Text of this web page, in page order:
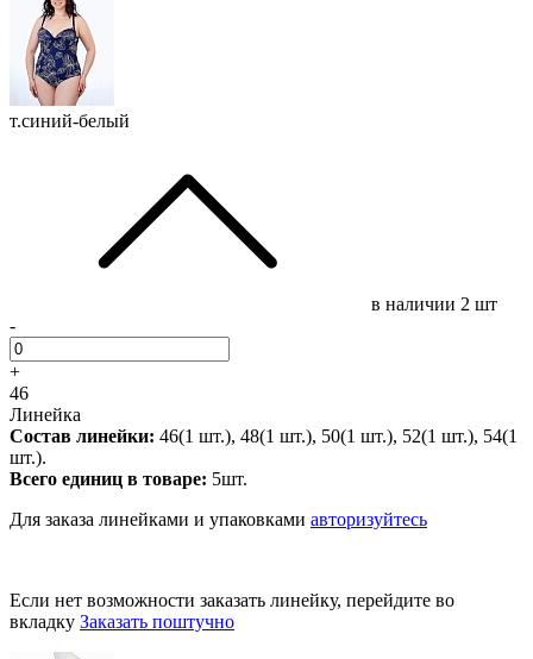
т.синий-белый
в наличии 2 шт
-
+
46
Линейка
Состав линейки: 46(1 шт.), 48(1 шт.), 50(1 шт.), 52(1 шт.), 54(1
шт.).
Всего единиц в товаре: 5шт.
Для заказа линейками и упаковками авторизуйтесь
Если нет возможности заказать линейку, перейдите во
вкладку Заказать поштучно